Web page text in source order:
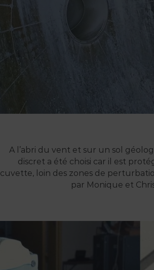
A l’abri du vent et sur un sol
discret a été choisi car il est
cuvette, loin des zones de
par Monique et